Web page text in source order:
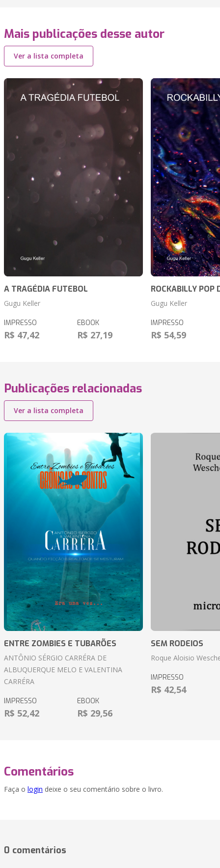
Mais publicações desse autor
Ver a lista completa
A TRAGÉDIA FUTEBOL
Gugu Keller
IMPRESSO
R$ 47,42
EBOOK
R$ 27,19
ROCKABILLY POP
Gugu Keller
IMPRESSO
R$ 54,59
Publicações relacionadas
Ver a lista completa
ENTRE ZOMBIES E TUBARÕES
ANTÔNIO SÉRGIO CARRÉRA DE
ALBUQUERQUE MELO E VALENTINA
CARRÉRA
IMPRESSO
R$ 52,42
EBOOK
R$ 29,56
SEM RODEIOS
Roque Aloisio
IMPRESSO
R$ 42,54
Comentários
Faça o login deixe o seu comentário sobre o livro.
0 comentários